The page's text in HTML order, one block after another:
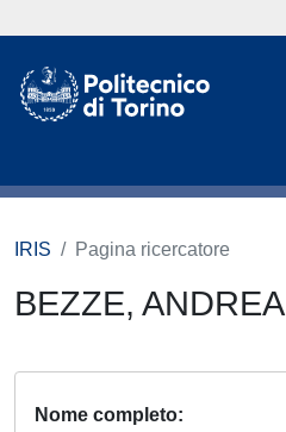
IRIS Pagina ricercatore
BEZZE, ANDREA
Nome completo